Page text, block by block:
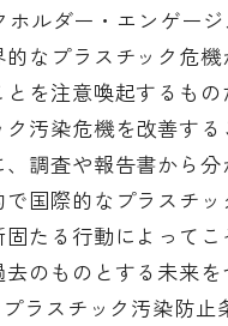
ルダー・エンゲー
なプラスチック危
を注意喚起するもの
汚染危機を改善す
調査や報告書から
国際的なプラスチ
たる行動によって
のものとする未来を
ラスチック汚染防止